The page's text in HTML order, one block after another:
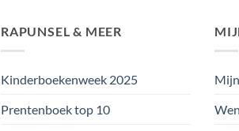
RAPUNSEL & MEER
Kinderboekenweek 2025
Prentenboek top 10